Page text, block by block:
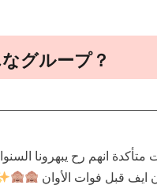
グループ？
انهم رح يبهرونا
قبل فوات الأوان